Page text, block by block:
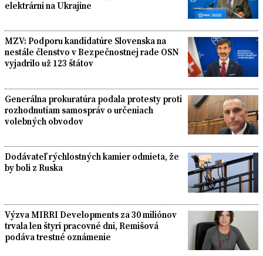
elektrárni na Ukrajine
MZV: Podporu kandidatúre Slovenska na
nestále členstvo v Bezpečnostnej rade OSN
vyjadrilo už 123 štátov
Generálna prokuratúra podala protesty proti
rozhodnutiam samospráv o určeniach
volebných obvodov
Dodávateľ rýchlostných kamier odmieta, že
by boli z Ruska
Výzva MIRRI Developments za 30 miliónov
trvala len štyri pracovné dni, Remišová
podáva trestné oznámenie